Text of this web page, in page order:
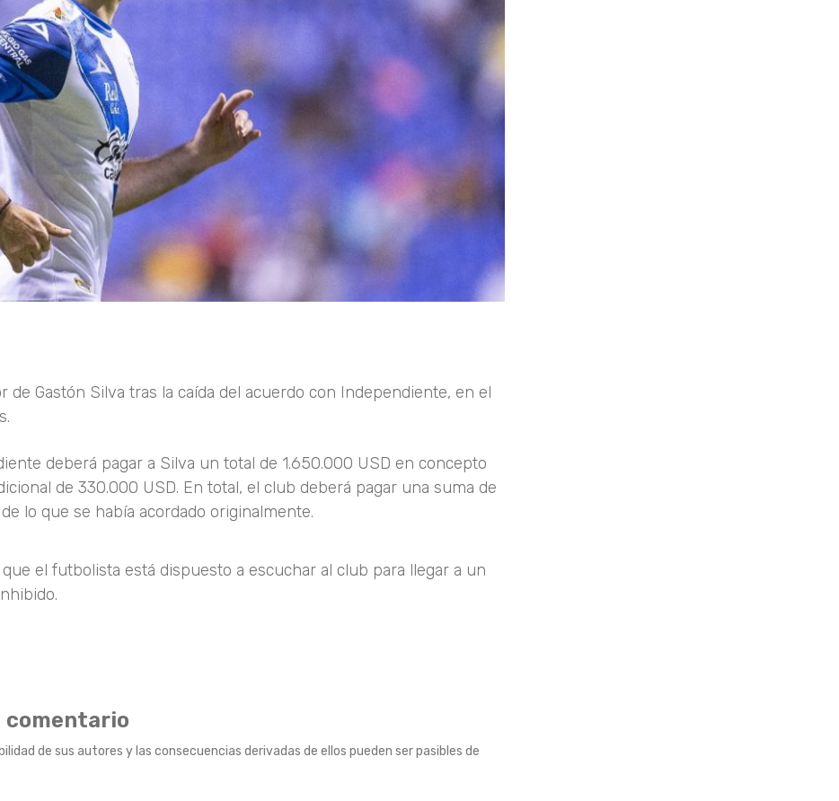
de Gastón Silva tras la caída del acuerdo con Independiente, en el
deberá pagar a Silva un total de 1.650.000 USD en concepto
de 330.000 USD. En total, el club deberá pagar una suma de
lo que se había acordado originalmente.
el futbolista está dispuesto a escuchar al club para llegar a un
comentario
de sus autores y las consecuencias derivadas de ellos pueden ser pasibles de